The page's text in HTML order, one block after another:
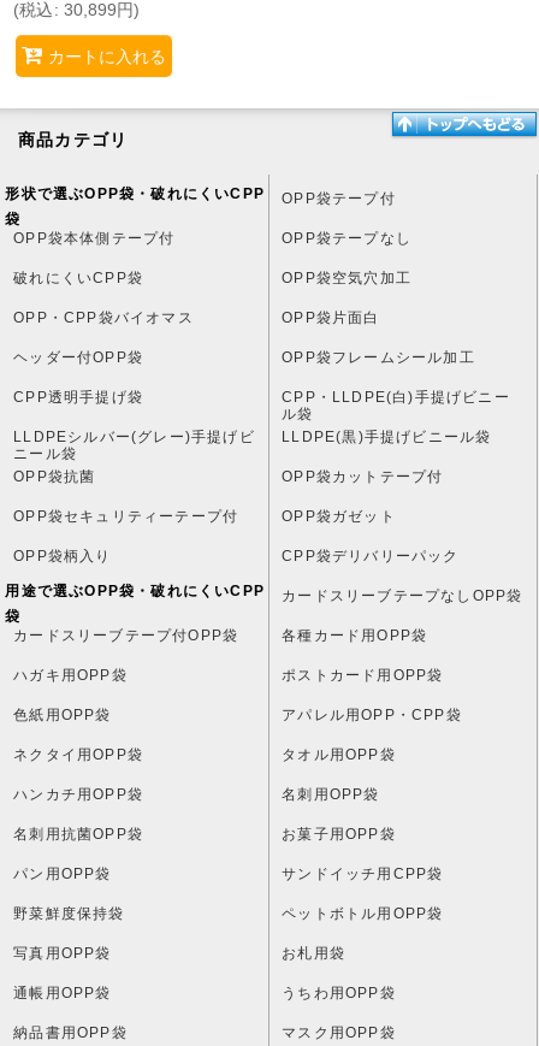
(税込 : 30,899 円)
カートに入れる
商品カテゴリ
形状で選ぶOPP袋・破れにくいCPP
袋
OPP袋テープ付
OPP袋本体側テープ付 OPP袋テープなし
破れにくいCPP袋 OPP袋空気穴加工
OPP・CPP袋バイオマス OPP袋片面白
ヘッダー付OPP袋 OPP袋フレームシール加工
CPP透明手提げ袋
CPP・LLDPE(白)手提げビニー
ル袋
LLDPEシルバー(グレー)手提げビ
ニール袋
LLDPE(黒)手提げビニール袋
OPP袋抗菌 OPP袋カットテープ付
OPP袋セキュリティーテープ付 OPP袋ガゼット
OPP袋柄入り CPP袋デリバリーパック
用途で選ぶOPP袋・破れにくいCPP
袋
カードスリーブテープなしOPP袋
カードスリーブテープ付OPP袋 各種カード用OPP袋
ハガキ用OPP袋 ポストカード用OPP袋
色紙用OPP袋 アパレル用OPP・CPP袋
ネクタイ用OPP袋 タオル用OPP袋
ハンカチ用OPP袋 名刺用OPP袋
名刺用抗菌OPP袋 お菓子用OPP袋
パン用OPP袋 サンドイッチ用CPP袋
野菜鮮度保持袋 ペットボトル用OPP袋
写真用OPP袋 お札用袋
通帳用OPP袋 うちわ用OPP袋
納品書用OPP袋 マスク用OPP袋